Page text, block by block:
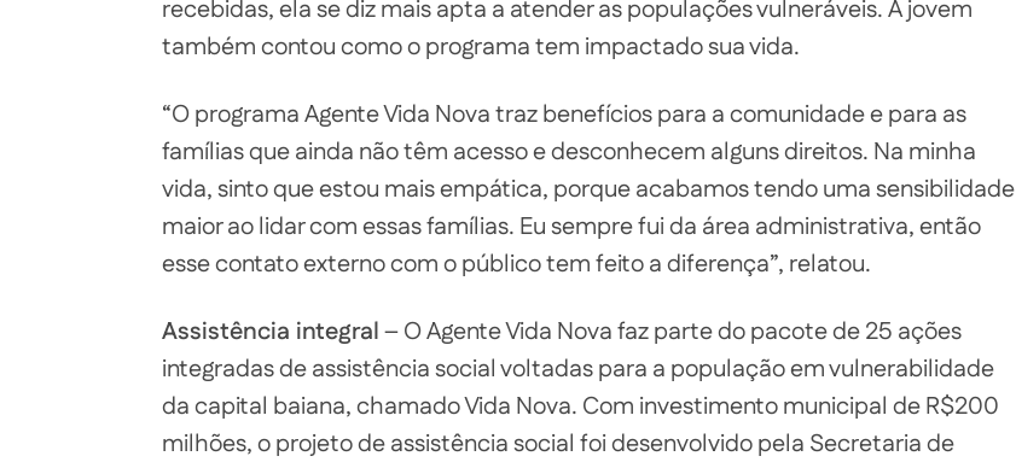
recebidas, ela se diz mais apta a atender as populações vulneráveis. A jovem
também contou como o programa tem impactado sua vida.
“O programa Agente Vida Nova traz benefícios para a comunidade e para as
famílias que ainda não têm acesso e desconhecem alguns direitos. Na minha
vida, sinto que estou mais empática, porque acabamos tendo uma sensibilidade
maior ao lidar com essas famílias. Eu sempre fui da área administrativa, então
esse contato externo com o público tem feito a diferença”, relatou.
Assistência integral– O Agente Vida Nova faz parte do pacote de 25 ações
integradas de assistência social voltadas para a população em vulnerabilidade
da capital baiana, chamado Vida Nova. Com investimento municipal de R$200
milhões, o projeto de assistência social foi desenvolvido pela Secretaria de